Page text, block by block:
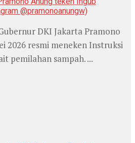
DKI Jakarta Pramono
2026 resmi meneken Instruksi
pemilahan sampah. ...